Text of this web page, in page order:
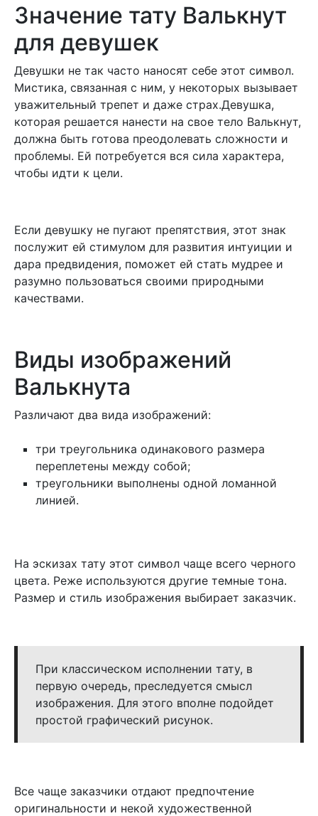
Значение тату Валькнут
для девушек
Девушки не так часто наносят себе этот символ.
Мистика, связанная с ним, у некоторых вызывает
уважительный трепет и даже страх.Девушка,
которая решается нанести на свое тело Валькнут,
должна быть готова преодолевать сложности и
проблемы. Ей потребуется вся сила характера,
чтобы идти к цели.
Если девушку не пугают препятствия, этот знак
послужит ей стимулом для развития интуиции и
дара предвидения, поможет ей стать мудрее и
разумно пользоваться своими природными
качествами.
Виды изображений
Валькнута
Различают два вида изображений:
три треугольника одинакового размера
переплетены между собой;
треугольники выполнены одной ломанной
линией.
На эскизах тату этот символ чаще всего черного
цвета. Реже используются другие темные тона.
Размер и стиль изображения выбирает заказчик.
При классическом исполнении тату, в
первую очередь, преследуется смысл
изображения. Для этого вполне подойдет
простой графический рисунок.
Все чаще заказчики отдают предпочтение
оригинальности и некой художественной